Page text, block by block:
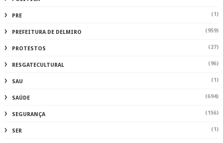
PRE (1)
PREFEITURA DE DELMIRO (959)
PROTESTOS (27)
RESGATECULTURAL (96)
SAU (1)
SAÚDE (694)
SEGURANÇA (156)
SER (1)